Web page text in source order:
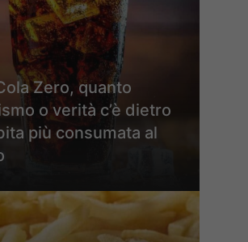
Zero, quanto
o verità c’è dietro
più consumata al